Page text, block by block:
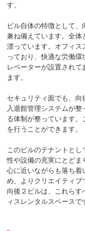
す。
ビル自体の特徴として
兼ね備えています。全
漂っています。オフィス
っており、快適な労働
レベーターが設置され
ます。
セキュリティ面でも、向
入退館管理システムが
る体制が整っています。
を行うことができます。
このビルのテナントと
性や設備の充実にとど
心に近いながらも落ち着
め、よりクリエイティブ
向後２ビルは、これら
ィスレンタルスペースで